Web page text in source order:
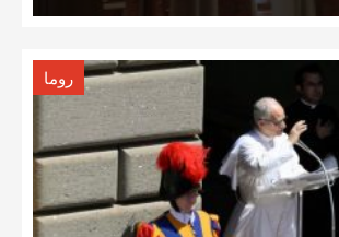
روما